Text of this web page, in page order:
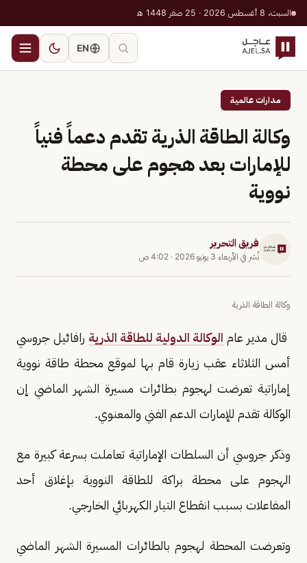
السبت، 8 أغسطس 2026 · 25 صفر 1448 هـ
EN
مدارات عالمية
وكالة الطاقة الذرية تقدم دعماً فنياً
للإمارات بعد هجوم على محطة
نووية
فريق التحرير
نُشر في الأربعاء 3 يونيو 2026 · 4:02 ص
وكالة الطاقة الذرية
قال مدير عام الوكالة الدولية للطاقة الذرية رافائيل جروسي
أمس الثلاثاء عقب زيارة قام بها لموقع محطة طاقة نووية
إماراتية تعرضت لهجوم بطائرات مسيرة الشهر الماضي إن
الوكالة تقدم للإمارات الدعم الفني والمعنوي.
وذكر جروسي أن السلطات الإماراتية تعاملت بسرعة كبيرة مع
الهجوم على محطة براكة للطاقة النووية بإغلاق أحد
المفاعلات بسبب انقطاع التيار الكهربائي الخارجي.
وتعرضت المحطة لهجوم بالطائرات المسيرة الشهر الماضي